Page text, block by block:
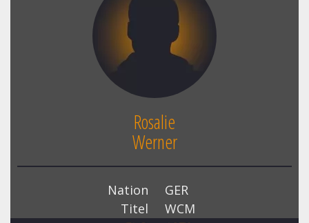
Rosalie
Werner
Nation
GER
Titel
WCM